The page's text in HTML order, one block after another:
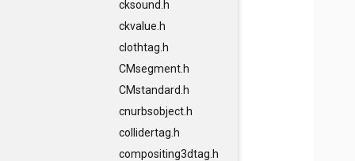
cksound.h
ckvalue.h
clothtag.h
CMsegment.h
CMstandard.h
cnurbsobject.h
collidertag.h
compositing3dtag.h